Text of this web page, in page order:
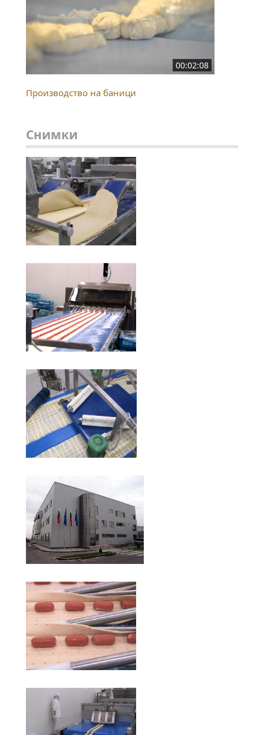
00:02:08
Производство на баници
Снимки